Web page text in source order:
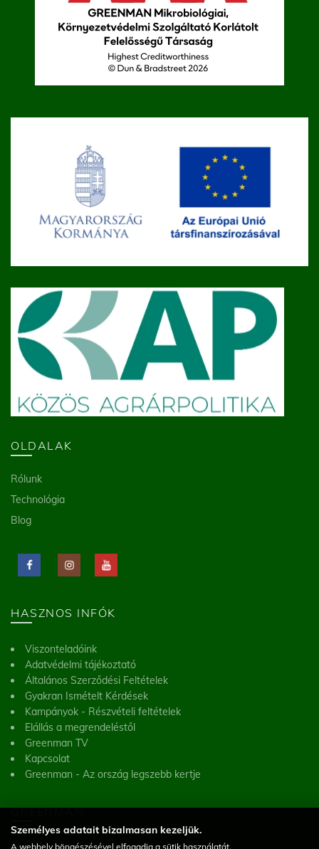
OLDALAK
Rólunk
Technológia
Blog
HASZNOS INFÓK
Viszonteladóink
Adatvédelmi tájékoztató
Általános Szerződési Feltételek
Gyakran Ismételt Kérdések
Kampányok - Részvételi feltételek
Elállás a megrendeléstől
Greenman TV
Kapcsolat
Greenman - Az ország legszebb kertje
GREENMAN
Személyes adatait bizalmasan kezeljük.
A webhely böngészésével elfogadja a sütik használatát.